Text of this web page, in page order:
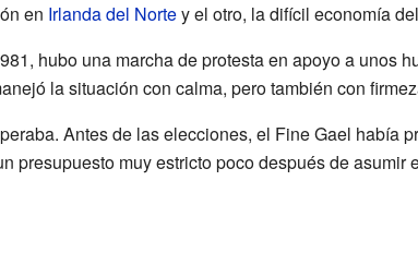
en Irlanda del Nortey el otro, la difícil economía
hubo una marcha de protesta en apoyo a unos
la situación con calma, pero también con
Antes de las elecciones, el Fine Gael había
presupuesto muy estricto poco después de asumir